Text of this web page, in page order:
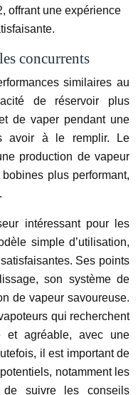
offrant une expérience
concurrents
similaires au
de réservoir plus
de vaper pendant une
avoir à le remplir. Le
production de vapeur
plus performant,
intéressant pour les
simple d’utilisation,
Ses points
son système de
de vapeur savoureuse.
qui recherchent
et agréable, avec une
il est important de
notamment les
suivre les conseils